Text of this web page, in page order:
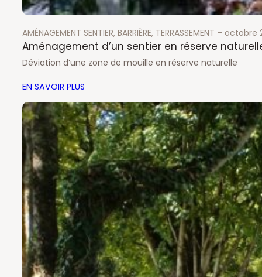
AMÉNAGEMENT SENTIER, BARRIÈRE, TERRASSEMENT octobre
Aménagement d’un sentier en réserve
Déviation d’une zone de mouille en réserve naturelle
EN SAVOIR PLUS